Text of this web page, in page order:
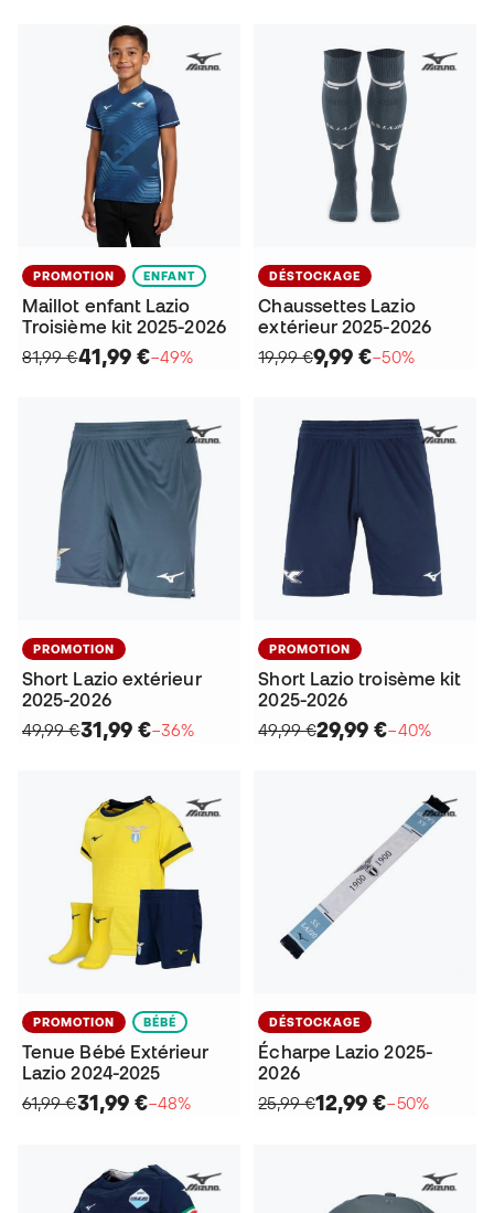
PROMOTION ENFANT
Maillot enfant Lazio
Troisième kit 2025-2026
81,99 €41,99 €−49%
DÉSTOCKAGE
Chaussettes Lazio
extérieur 2025-2026
19,99 €9,99 €−50%
PROMOTION
Short Lazio extérieur
2025-2026
49,99 €31,99 €−36%
PROMOTION
Short Lazio troisème kit
2025-2026
49,99 €29,99 €−40%
PROMOTION BÉBÉ
Tenue Bébé Extérieur
Lazio 2024-2025
61,99 €31,99 €−48%
DÉSTOCKAGE
Écharpe Lazio 2025-
2026
25,99 €12,99 €−50%